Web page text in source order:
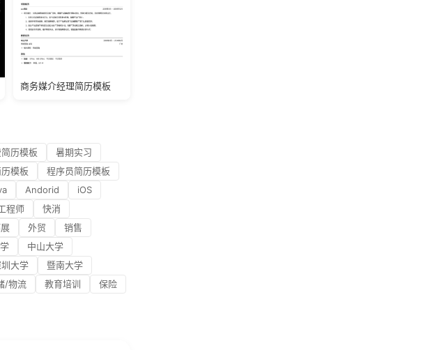
商务媒介经理简历模板
历模板
暑期实习
模板
程序员简历模板
Andorid
iOS
程师
快消
外贸
销售
中山大学
大学
暨南大学
/物流 教育培训
保险